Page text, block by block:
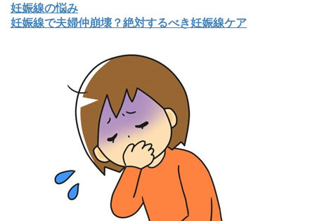
妊娠線の悩み
妊娠線で夫婦仲崩壊？絶対するべき妊娠線ケア